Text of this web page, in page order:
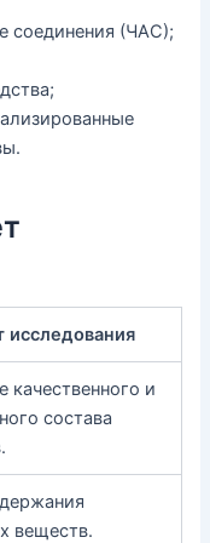
соединения (ЧАС);
исследования
качественного и
состава
веществ.